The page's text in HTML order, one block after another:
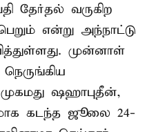
தேர்தல் வருகிற
என்று அந்நாட்டு
முன்னாள்
ஷஹாபுதீன்,
கடந்த ஜூலை 24-